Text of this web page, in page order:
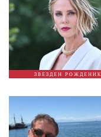
ЗВЕЗДЕН РОЖДЕНИК